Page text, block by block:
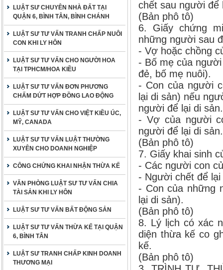
LUẬT SƯ CHUYÊN NHÀ ĐẤT TẠI
QUẬN 6, BÌNH TÂN, BÌNH CHÁNH
LUẬT SƯ TƯ VẤN TRANH CHẤP NUÔI
CON KHI LY HÔN
LUẬT SƯ TƯ VẤN CHO NGƯỜI HOA
TẠI TPHCM/HOA KIỀU
LUẬT SƯ TƯ VẤN ĐƠN PHƯƠNG
CHẤM DỨT HỢP ĐỒNG LAO ĐỘNG
LUẬT SƯ TƯ VẤN CHO VIỆT KIỀU ÚC,
MỸ, CANADA
LUẬT SƯ TƯ VẤN LUẬT THƯỜNG
XUYÊN CHO DOANH NGHIỆP
CÔNG CHỨNG KHAI NHẬN THỪA KẾ
VĂN PHÒNG LUẬT SƯ TƯ VẤN CHIA
TÀI SẢN KHI LY HÔN
LUẬT SƯ TƯ VẤN BẤT ĐỘNG SẢN
LUẬT SƯ TƯ VẤN THỪA KẾ TẠI QUẬN
6, BÌNH TÂN
LUẬT SƯ TRANH CHẤP KINH DOANH
THƯƠNG MẠI
chết sau người để
(Bản phô tô)
6. Giấy chứng
những người sau
- Vợ hoặc chồng
- Bố mẹ của
đẻ, bố mẹ nuôi).
- Con của người
lại di sản) nếu
người để lại di sản.
- Vợ của người
người để lại di sản.
(Bản phô tô)
7. Giấy khai sinh
- Các người con
- Người chết để lại
- Con của những
lại di sản).
(Bản phô tô)
8. Lý lịch có xác
diện thừa kế co
kế.
(Bản phô tô)